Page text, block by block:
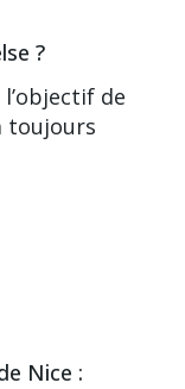
?
de
toujours
Nice :